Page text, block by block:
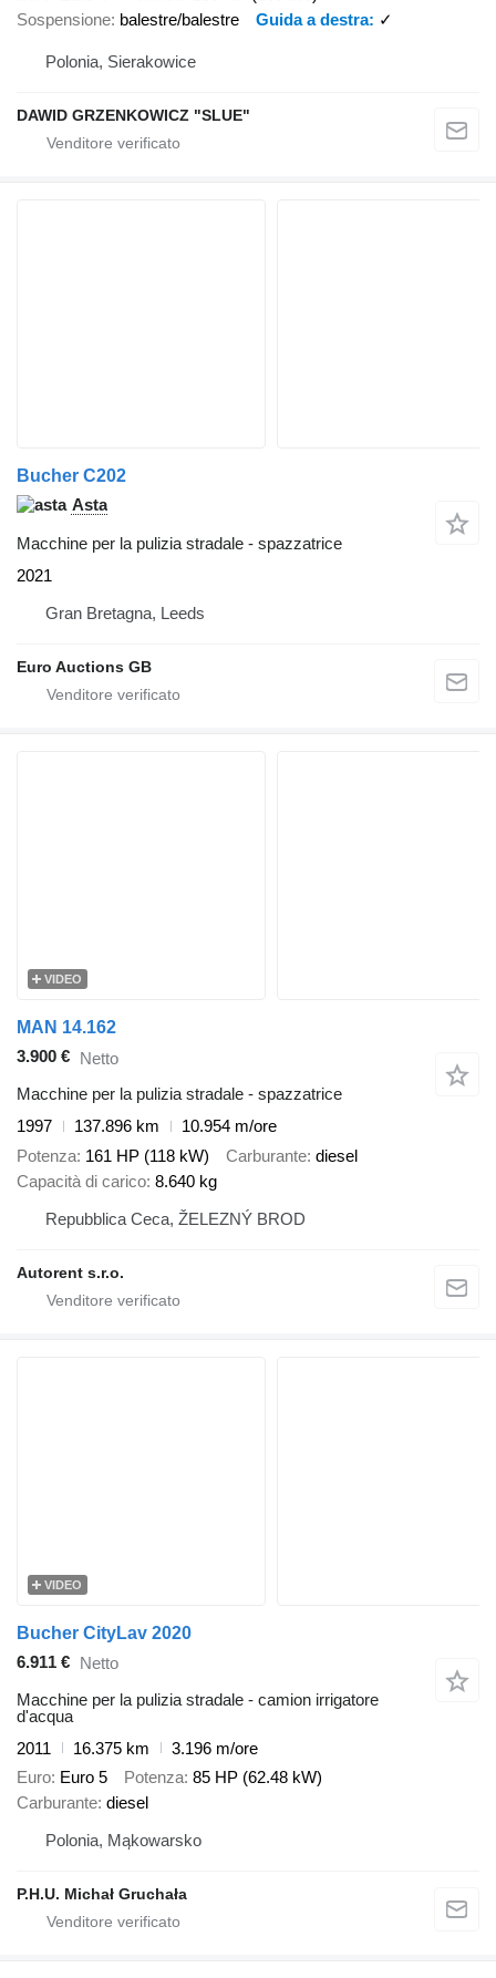
Sospensione balestre/balestre Guida a destra ✓
Polonia, Sierakowice
DAWID GRZENKOWICZ "SLUE"
Bucher C202
Asta
Macchine per la pulizia stradale - spazzatrice
2021
Gran Bretagna, Leeds
Euro Auctions GB
VIDEO
MAN 14.162
3.900 € Netto
Macchine per la pulizia stradale - spazzatrice
1997
137.896 km
10.954 m/ore
Potenza 161 HP (118 kW) Carburante diesel
Capacità di carico 8.640 kg
Repubblica Ceca, ŽELEZNÝ BROD
Autorent s.r.o.
VIDEO
Bucher CityLav 2020
6.911 € Netto
Macchine per la pulizia stradale - camion irrigatore
d'acqua
2011
16.375 km
3.196 m/ore
Euro Euro 5 Potenza 85 HP (62.48 kW)
Carburante diesel
Polonia, Mąkowarsko
P.H.U. Michał Gruchała